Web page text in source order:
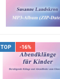
TOP -16%